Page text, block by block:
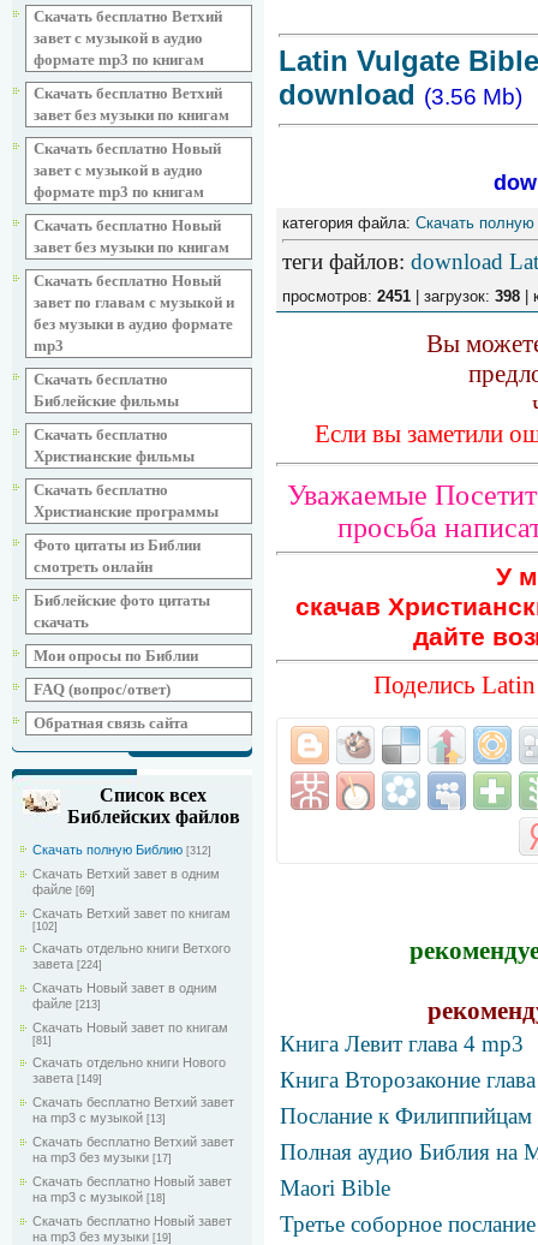
Скачать бесплатно Ветхий
завет с музыкой в аудио
формате mp3 по книгам
Скачать бесплатно Ветхий
завет без музыки по книгам
Скачать бесплатно Новый
завет с музыкой в аудио
формате mp3 по книгам
Скачать бесплатно Новый
завет без музыки по книгам
Скачать бесплатно Новый
завет по главам с музыкой и
без музыки в аудио формате
mp3
Скачать бесплатно
Библейские фильмы
Скачать бесплатно
Христианские фильмы
Скачать бесплатно
Христианские программы
Фото цитаты из Библии
смотреть онлайн
Библейские фото цитаты
скачать
Мои опросы по Библии
FAQ (вопрос/ответ)
Обратная связь сайта
Список всех
Библейских файлов
Скачать полную Библию [312]
Скачать Ветхий завет в одним
файле [69]
Скачать Ветхий завет по книгам
[102]
Скачать отдельно книги Ветхого
завета [224]
Скачать Новый завет в одним
файле [213]
Скачать Новый завет по книгам
[81]
Скачать отдельно книги Нового
завета [149]
Скачать бесплатно Ветхий завет
на mp3 с музыкой [13]
Скачать бесплатно Ветхий завет
на mp3 без музыки [17]
Скачать бесплатно Новый завет
на mp3 с музыкой [18]
Скачать бесплатно Новый завет
на mp3 без музыки [19]
Latin Vulgate
download (3.56 Mb)
категория файла: Скачать
теги файлов: download
просмотров: 2451 | загрузок: 398 |
Вы
Если вы заметили
Уважаемые
просьба
У
скачав
дайте
Поделись
Книга Левит глава 4 mp3
Книга Второзаконие
Послание к Филиппийцам
Полная аудио Библия на
Maori Bible
Третье соборное